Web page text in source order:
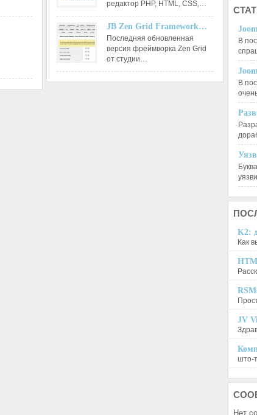
редактор РНР, HTML, CSS,…
JB Zen Grid Framework…
Последняя обновленная
версия фреймворка Zen Grid
от студии…
В
В
K2:
Как
JV
што-
Нет